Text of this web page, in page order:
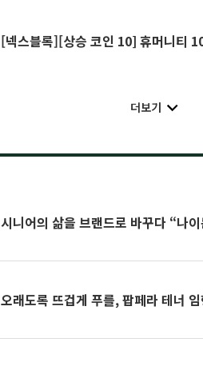
[넥스블록][상승 코인 10] 휴머니티
더보기
시니어의
오래도록 뜨겁게 푸를, 팝페라 테너